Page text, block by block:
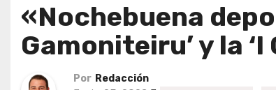
«Nochebuena
Gamoniteiru’ y la
Por Redacción